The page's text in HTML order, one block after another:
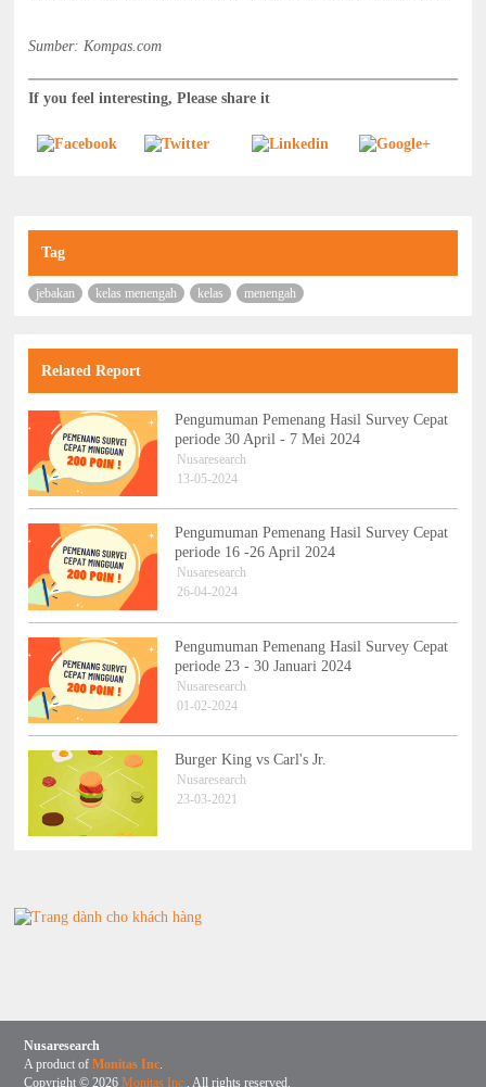
Sumber: Kompas.com
If you feel interesting, Please share it
Tag
jebakan kelas menengah kelas menengah
Related Report
Pengumuman Pemenang Hasil Survey Cepat
periode 30 April - 7 Mei 2024
Nusaresearch
13-05-2024
Pengumuman Pemenang Hasil Survey Cepat
periode 16 -26 April 2024
Nusaresearch
26-04-2024
Pengumuman Pemenang Hasil Survey Cepat
periode 23 - 30 Januari 2024
Nusaresearch
01-02-2024
Burger King vs Carl's Jr.
Nusaresearch
23-03-2021
Nusaresearch
A product ofMonitas Inc.
Copyright © 2026Monitas Inc., All rights reserved.